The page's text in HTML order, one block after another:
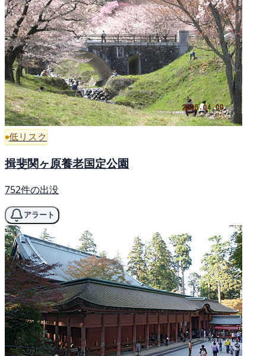
低リスク
揖斐関ヶ原養老国定公園
752件の出没
アラート